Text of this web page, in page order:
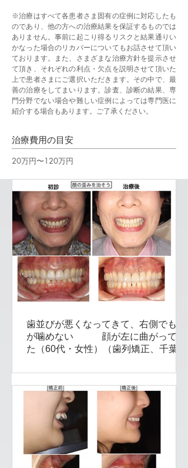
※治療はすべて各患者さま固有の症例に対応したも
のであり、他の方への治療結果を保証するものでは
ありません。事前に起こり得るリスクと結果通りい
かなった場合のリカバーについてもお話させて頂い
ております。また、さまざまな治療方針を提示させ
て頂き、それぞれの利点・欠点を説明させて頂いた
上で患者さまにご選択いただきます。その中で、最
善の治療をしてまいります。診査、診断の結果、専
門分野でない場合や難しい症例によっては専門医に
紹介する場合もあります。ご了承ください。
治療費用の目安
20万円〜120万円
歯並びが悪くなってきて、右側でもの
が噛めない 顔が左に曲がってき
た（60代・女性）（歯列矯正、千葉、